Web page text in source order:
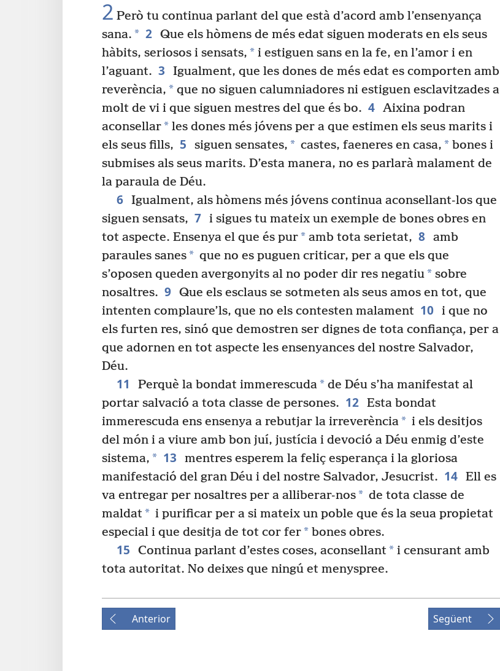
2 Però tu continua parlant del que està d’acord amb l’ensenyança
sana. * 2 Que els hòmens de més edat siguen moderats en els seus
hàbits, seriosos i sensats, * i estiguen sans en la fe, en l’amor i en
l’aguant. 3
Igualment, que les dones de més edat es comporten amb
reverència, * que no siguen calumniadores ni estiguen esclavitzades a
molt de vi i que siguen mestres del que és bo. 4 Aixina podran
aconsellar* les dones més jóvens per a que estimen els seus marits i
els seus fills, 5 siguen sensates, * castes, faeneres en casa, *bones i
submises als seus marits. D’esta manera, no es parlarà malament de
la paraula de Déu.
6 Igualment, als hòmens més jóvens continua aconsellant-los que
siguen sensats, 7 i sigues tu mateix un exemple de bones obres en
tot aspecte. Ensenya el que és pur* amb tota serietat, 8 amb
paraules sanes* que no es puguen criticar, per a que els que
s’oposen queden avergonyits al no poder dir res negatiu* sobre
nosaltres. 9 Que els esclaus se sotmeten als seus amos en tot, que
intenten complaure’ls, que no els contesten malament 10 i que no
els furten res, sinó que demostren ser dignes de tota confiança, per a
que adornen en tot aspecte les ensenyances del nostre Salvador,
Déu.
11 Perquè la bondat immerescuda*de Déu s’ha manifestat al
portar salvació a tota classe de persones. 12 Esta bondat
immerescuda ens ensenya a rebutjar la irreverència* i els desitjos
del món i a viure amb bon juí, justícia i devoció a Déu enmig d’este
sistema, * 13
mentres esperem la feliç esperança i la gloriosa
manifestació del gran Déu i del nostre Salvador, Jesucrist. 14 Ell es
va entregar per nosaltres per a alliberar-nos* de tota classe de
maldat* i purificar per a si mateix un poble que és la seua propietat
especial i que desitja de tot cor fer* bones obres.
15 Continua parlant d’estes coses, aconsellant*i censurant amb
tota autoritat. No deixes que ningú et menyspree.
Anterior Següent